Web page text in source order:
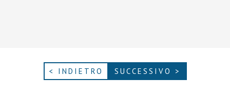
< INDIETRO SUCCESSIVO >